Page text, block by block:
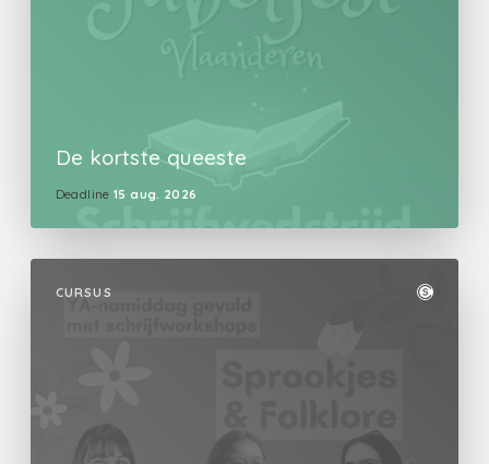
De kortste queeste
Deadline 15 aug. 2026
CURSUS